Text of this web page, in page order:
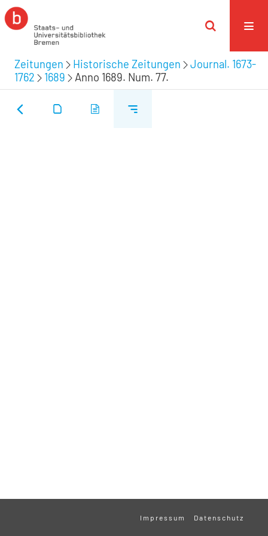
Zeitungen Historische Zeitungen
Journal. 1673-
1762
1689 Anno 1689. Num. 77.
Impressum Datenschutz